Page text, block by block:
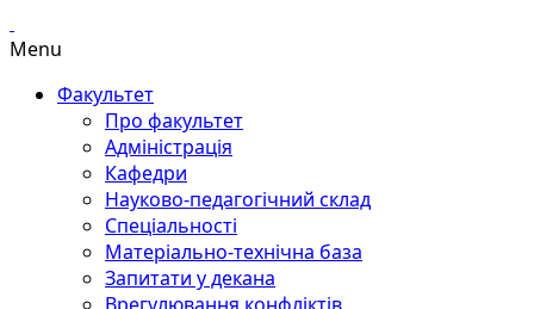
Menu
Факультет
Про факультет
Адміністрація
Кафедри
Науково-педагогічний склад
Спеціальності
Матеріально-технічна база
Запитати у декана